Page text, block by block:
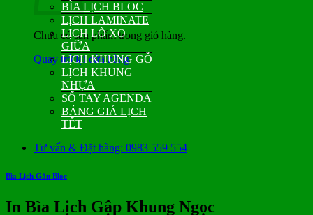
Chưa có sản phẩm trong giỏ hàng.
Quay trở lại cửa hàng
BÌA LỊCH BLOC
LỊCH LAMINATE
LỊCH LÒ XO
GIỮA
LỊCH KHUNG GỖ
LỊCH KHUNG
NHỰA
SỔ TAY AGENDA
BẢNG GIÁ LỊCH
TẾT
Tư vấn & Đặt hàng: 0983 559 554
Bìa Lịch Gắn Bloc
In Bìa Lịch Gập Khung Ngọc